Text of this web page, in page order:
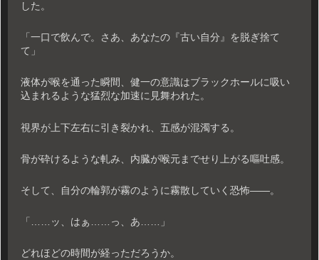
した。
「一口で飲んで。さあ、あなたの『古い自分』を脱ぎ捨て
て」
液体が喉を通った瞬間、健一の意識はブラックホールに吸い
込まれるような猛烈な加速に見舞われた。
視界が上下左右に引き裂かれ、五感が混濁する。
骨が砕けるような軋み、内臓が喉元までせり上がる嘔吐感。
そして、自分の輪郭が霧のように霧散していく恐怖――。
「……ッ、はぁ……っ、あ……」
どれほどの時間が経っただろうか。